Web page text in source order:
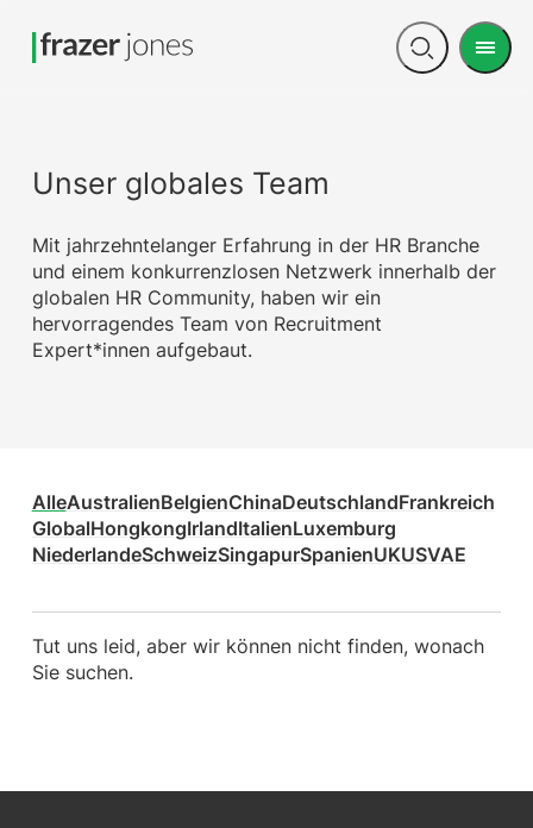
Open
Menu
Unser globales Team
Mit jahrzehntelanger Erfahrung in der HR Branche
und einem konkurrenzlosen Netzwerk innerhalb der
globalen HR Community, haben wir ein
hervorragendes Team von Recruitment
Expert*innen aufgebaut.
AlleAustralienBelgienChinaDeutschlandFrankreich
GlobalHongkongIrlandItalienLuxemburg
NiederlandeSchweizSingapurSpanienUKUSVAE
Tut uns leid, aber wir können nicht finden, wonach
Sie suchen.